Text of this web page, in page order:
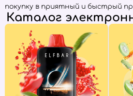
покупку в приятный и быстрый
Каталог